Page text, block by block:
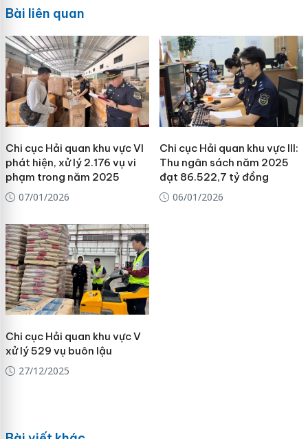
Bài liên quan
Chi cục Hải quan khu vực VI
phát hiện, xử lý 2.176 vụ vi
phạm trong năm 2025
07/01/2026
Chi cục Hải quan khu vực III:
Thu ngân sách năm 2025
đạt 86.522,7 tỷ đồng
06/01/2026
Chi cục Hải quan khu vực V
xử lý 529 vụ buôn lậu
27/12/2025